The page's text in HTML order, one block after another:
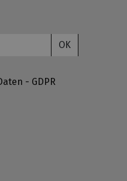
OK
- GDPR